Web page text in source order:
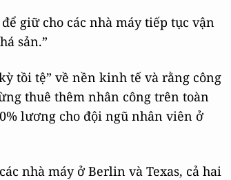
giữ cho các nhà máy tiếp tục vận
sản.”
tồi tệ” về nền kinh tế và rằng công
thuê thêm nhân công trên toàn
lương cho đội ngũ nhân viên ở
nhà máy ở Berlin và Texas, cả hai